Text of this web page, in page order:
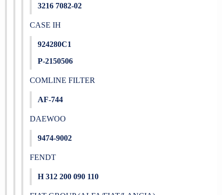
3216 7082-02
CASE IH
924280C1
P-2150506
COMLINE FILTER
AF-744
DAEWOO
9474-9002
FENDT
H 312 200 090 110